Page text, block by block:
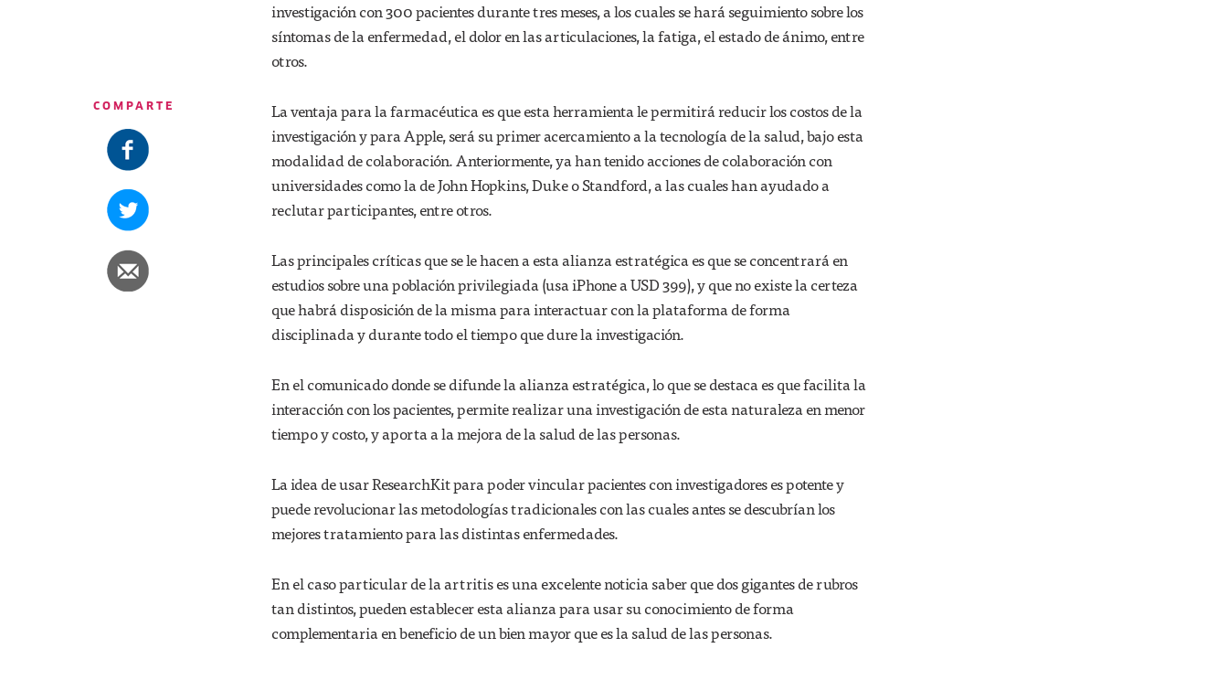
COMPARTE
investigación con 300 pacientes durante tres meses, a los cuales se hará seguimiento sobre los
síntomas de la enfermedad, el dolor en las articulaciones, la fatiga, el estado de ánimo, entre
otros.
La ventaja para la farmacéutica es que esta herramienta le permitirá reducir los costos de la
investigación y para Apple, será su primer acercamiento a la tecnología de la salud, bajo esta
modalidad de colaboración. Anteriormente, ya han tenido acciones de colaboración con
universidades como la de John Hopkins, Duke o Standford, a las cuales han ayudado a
reclutar participantes, entre otros.
Las principales críticas que se le hacen a esta alianza estratégica es que se concentrará en
estudios sobre una población privilegiada (usa iPhone a USD 399), y que no existe la certeza
que habrá disposición de la misma para interactuar con la plataforma de forma
disciplinada y durante todo el tiempo que dure la investigación.
En el comunicado donde se difunde la alianza estratégica, lo que se destaca es que facilita la
interacción con los pacientes, permite realizar una investigación de esta naturaleza en menor
tiempo y costo, y aporta a la mejora de la salud de las personas.
La idea de usar ResearchKit para poder vincular pacientes con investigadores es potente y
puede revolucionar las metodologías tradicionales con las cuales antes se descubrían los
mejores tratamiento para las distintas enfermedades.
En el caso particular de la artritis es una excelente noticia saber que dos gigantes de rubros
tan distintos, pueden establecer esta alianza para usar su conocimiento de forma
complementaria en beneficio de un bien mayor que es la salud de las personas.